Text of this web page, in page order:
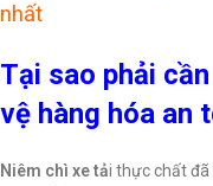
nhất
Tại sao phải
vệ hàng hóa an
Niêm chì xe tải thực chất